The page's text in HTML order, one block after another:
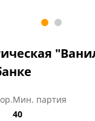
Мин. партия
40